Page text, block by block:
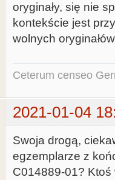
oryginały, się nie
kontekście jest
wolnych
Ceterum censeo
2021-01-04
Swoja drogą,
egzemplarze z
C014889-01? Ktoś